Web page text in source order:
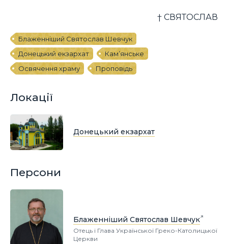
† СВЯТОСЛАВ
Блаженніший Святослав Шевчук
Донецький екзархат
Кам’янське
Освячення храму
Проповідь
Локації
Донецький екзархат
Персони
Блаженніший Святослав Шевчук
Отець і Глава Української Греко-Католицької
Церкви